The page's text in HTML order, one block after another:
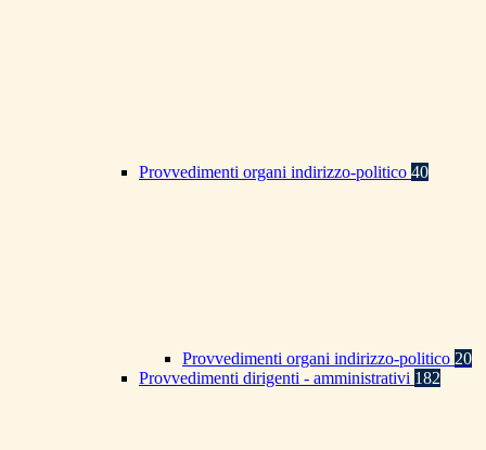
Provvedimenti organi indirizzo-politico 40
Provvedimenti organi indirizzo-politico 20
Provvedimenti dirigenti - amministrativi 182